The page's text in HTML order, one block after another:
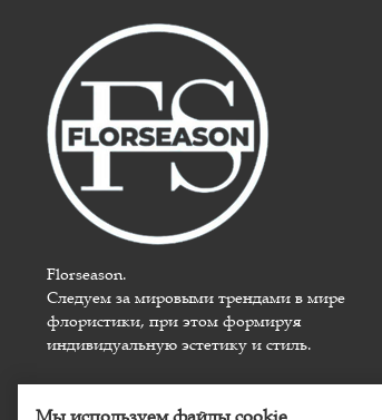
Florseason.
Следуем за мировыми трендами в мире
флористики, при этом формируя
индивидуальную эстетику и стиль.
Мы используем файлы cookie